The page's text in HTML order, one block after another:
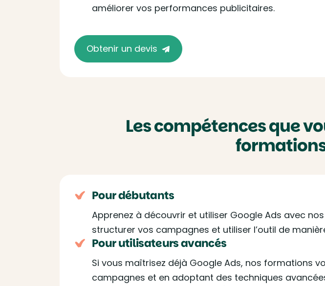
améliorer vos performances publicitaires.
Obtenir un devis
Les compétences que
Pour débutants
Apprenez à découvrir et utiliser Google Ads avec
structurer vos campagnes et utiliser l’outil de
Pour utilisateurs avancés
Si vous maîtrisez déjà Google Ads, nos formations
campagnes et en adoptant des techniques